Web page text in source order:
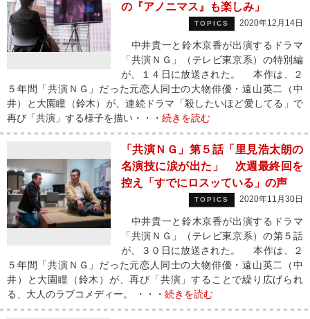
の『アノニマス』も楽しみ」
TOPICS 2020年12月14日
中井貴一と鈴木京香が出演するドラマ
「共演ＮＧ」（テレビ東京系）の特別編
が、１４日に放送された。 本作は、２
５年間「共演ＮＧ」だった元恋人同士の大物俳優・遠山英二（中
井）と大園瞳（鈴木）が、連続ドラマ「殺したいほど愛してる」で
再び「共演」する様子を描い・・・ 続きを読む
「共演ＮＧ」第５話「里見浩太朗の
名演技に涙が出た」 次週最終回を
控え「すでにロスッている」の声
TOPICS 2020年11月30日
中井貴一と鈴木京香が出演するドラマ
「共演ＮＧ」（テレビ東京系）の第５話
が、３０日に放送された。 本作は、２
５年間「共演ＮＧ」だった元恋人同士の大物俳優・遠山英二（中
井）と大園瞳（鈴木）が、再び「共演」することで繰り広げられ
る、大人のラブコメディー。 ・・・ 続きを読む